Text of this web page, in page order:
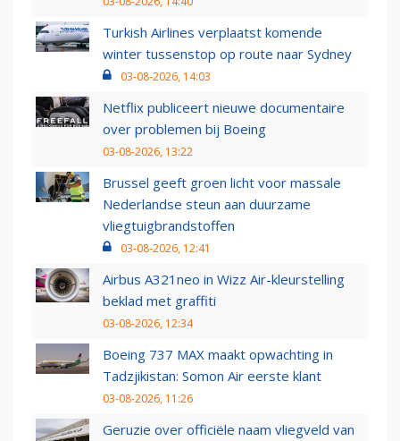
Turkish Airlines verplaatst komende
winter tussenstop op route naar Sydney
03-08-2026, 14:03
Netflix publiceert nieuwe documentaire
over problemen bij Boeing
03-08-2026, 13:22
Brussel geeft groen licht voor massale
Nederlandse steun aan duurzame
vliegtuigbrandstoffen
03-08-2026, 12:41
Airbus A321neo in Wizz Air-kleurstelling
beklad met graffiti
03-08-2026, 12:34
Boeing 737 MAX maakt opwachting in
Tadzjikistan: Somon Air eerste klant
03-08-2026, 11:26
Geruzie over officiële naam vliegveld van